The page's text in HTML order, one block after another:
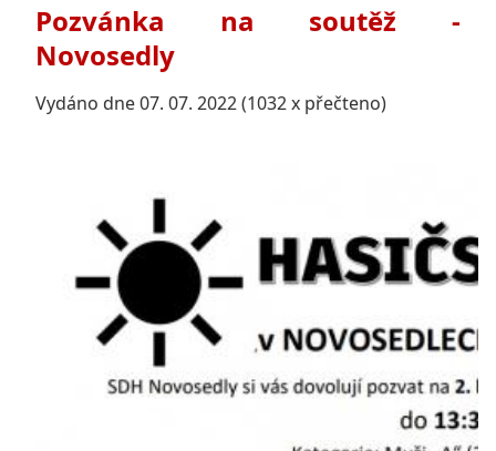
Pozvánka na soutěž -
Novosedly
Vydáno dne 07. 07. 2022 (1032 x přečteno)